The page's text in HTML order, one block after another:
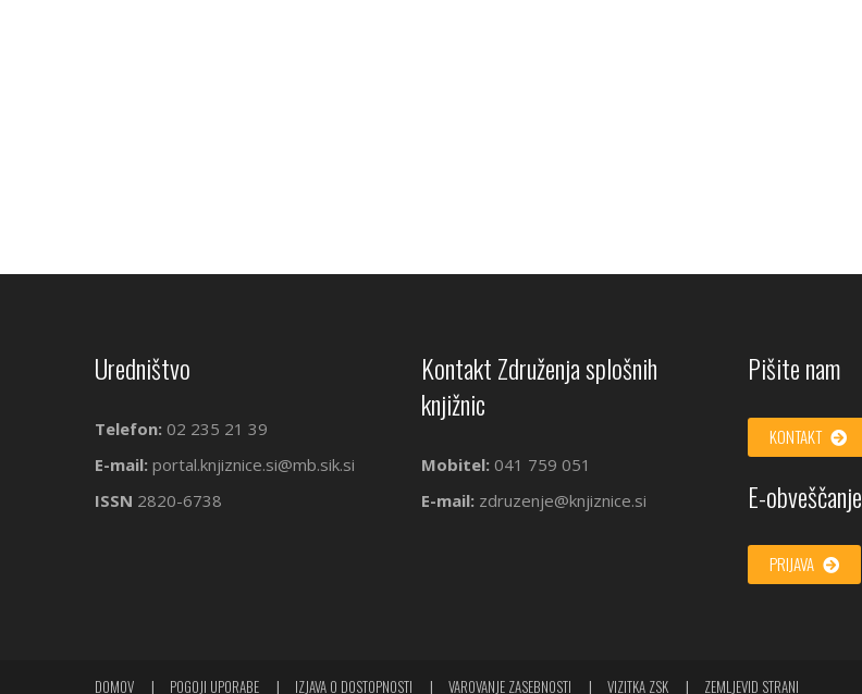
Uredništvo
Telefon: 02 235 21 39
E-mail: portal.knjiznice.si@mb.sik.si
ISSN 2820-6738
Kontakt Združenja splošnih
knjižnic
Mobitel: 041 759 051
E-mail: zdruzenje@knjiznice.si
Pišite nam
KONTAKT
E-obveščanje
PRIJAVA
DOMOV POGOJI UPORABE IZJAVA O DOSTOPNOSTI VAROVANJE ZASEBNOSTI VIZITKA ZSK ZEMLJEVID STRANI